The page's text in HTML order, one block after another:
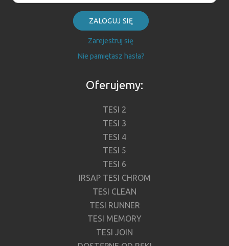
ZALOGUJ SIĘ
Zarejestruj się
Nie pamiętasz hasła?
Oferujemy:
TESI 2
TESI 3
TESI 4
TESI 5
TESI 6
IRSAP TESI CHROM
TESI CLEAN
TESI RUNNER
TESI MEMORY
TESI JOIN